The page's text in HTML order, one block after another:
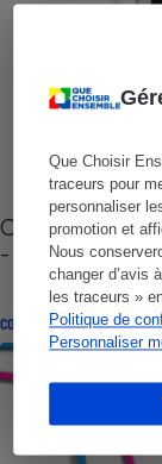
Que Choisir
traceurs pour
personnaliser
promotion et
Nous
changer d’avis
les traceurs »
Politique de
Personnaliser
Cafetière à
- Premières
CONSEILS